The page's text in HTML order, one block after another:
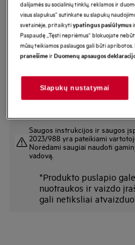
Gaminio informacijos lapas
Pagrindiniai privalumai
Apsaugokite stiklinius indus nuo
Saugos instrukcijos ir saugos
2023/988 yra pateikiami
Norėdami saugiai naudoti
vadovą.
*Produkto puslapio
nuotraukos ir vaizdo
gali netiksliai
dalijamės su socialinių tinklų, reklamos ir
visus slapukus“ sutinkate su slapukų
svetainėje, pritaikytiypatingus pasiūlymus
Paspaudę „Tęsti nepriėmus“ blokuojate
mūsų teikiamos paslaugos gali būti
pranešimeirDuomenų apsaugos
Slapukų nustatymai